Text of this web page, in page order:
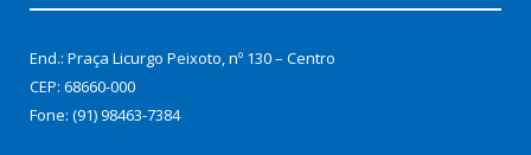
End.: Praça Licurgo Peixoto, nº 130 – Centro
CEP: 68660-000
Fone: (91) 98463-7384